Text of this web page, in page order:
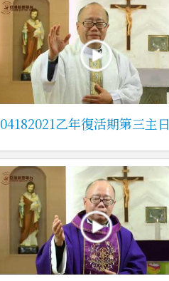
04182021乙年復活期第三主日